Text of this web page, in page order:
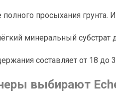
просыхания
минеральный субстрат
составляет от 18
выбирают